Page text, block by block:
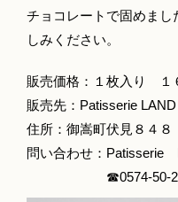
チョコレートで固めま
しみください。
販売価格：１枚入り １
販売先：Patisserie LAND
住所：御嵩町伏見８４８
問い合わせ：Patisserie